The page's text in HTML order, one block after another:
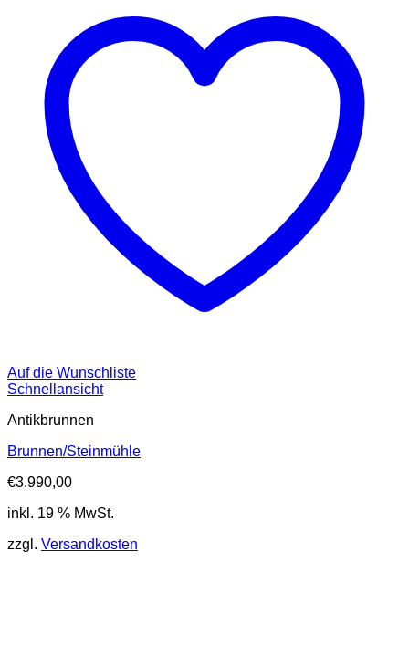
Auf die Wunschliste
Schnellansicht
Antikbrunnen
Brunnen/Steinmühle
€3.990,00
inkl. 19 % MwSt.
zzgl. Versandkosten